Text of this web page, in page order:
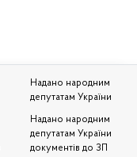
Надано народним
депутатам України
Надано народним
депутатам України
документів до ЗП